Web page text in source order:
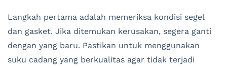
Langkah pertama adalah memeriksa kondisi segel
dan gasket. Jika ditemukan kerusakan, segera ganti
dengan yang baru. Pastikan untuk menggunakan
suku cadang yang berkualitas agar tidak terjadi